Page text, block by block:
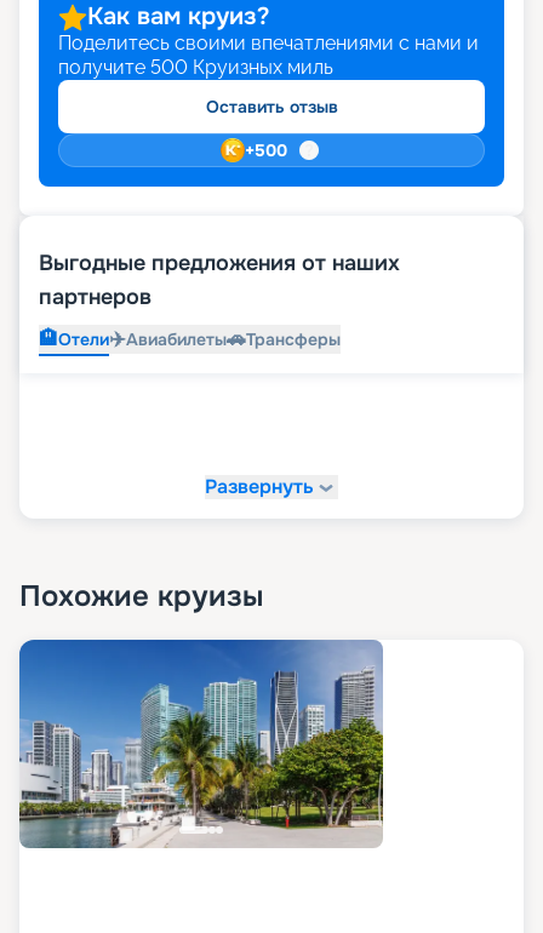
Как вам круиз?
Поделитесь своими впечатлениями с нами и
получите 500 Круизных миль
Оставить отзыв
+500
Выгодные предложения от наших
партнеров
🏨Отели✈️Авиабилеты🚗Трансферы
Развернуть
Похожие круизы